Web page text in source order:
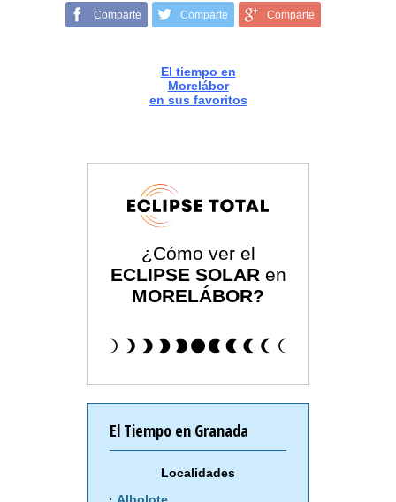
Comparte Comparte Comparte
El tiempo en
Morelábor
en sus favoritos
¿Cómo ver el
ECLIPSE SOLAR en
MORELÁBOR?
El Tiempo en Granada
Localidades